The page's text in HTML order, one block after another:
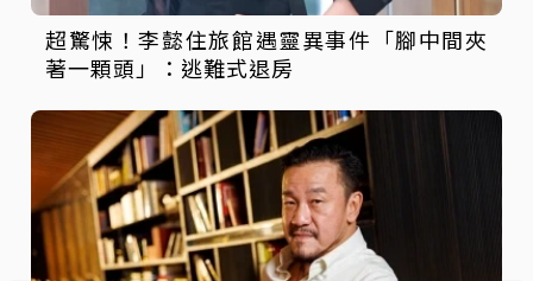
超驚悚！李懿住旅館遇靈異事件「腳中間夾
著一顆頭」：逃難式退房